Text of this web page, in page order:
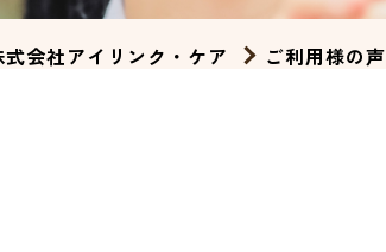
会社アイリンク・ケア ご利用様の声